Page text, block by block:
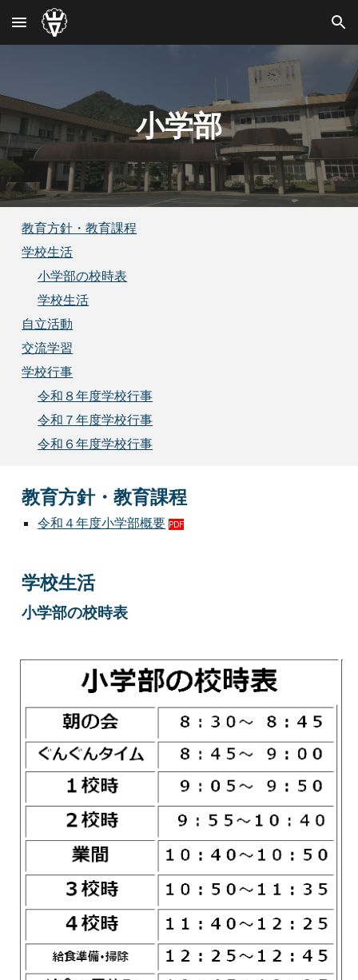
Skip to main content Skip to navigation
小学部
教育方針・教育課程
学校生活
小学部の校時表
学校生活
自立活動
交流学習
学校行事
令和８年度学校行事
令和７年度学校行事
令和６年度学校行事
教育方針・教育課程
令和４年度小学部概要 PDF
学校生活
小学部の校時表